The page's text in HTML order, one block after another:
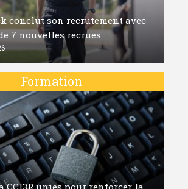
conclut son recrutement avec
7 nouvelles recrues
Formation
CCI3R unies pour renforcer la